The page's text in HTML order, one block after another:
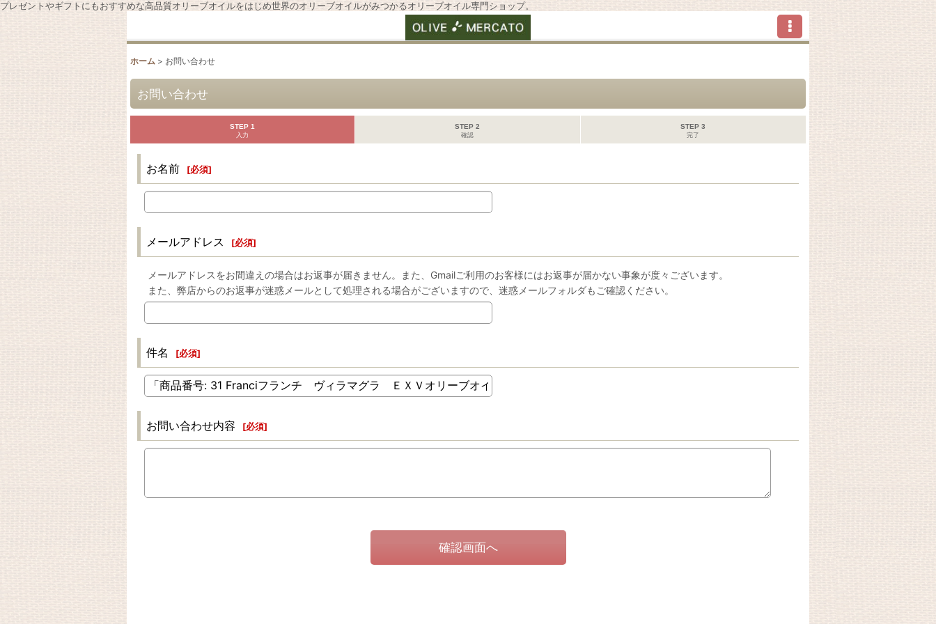
プレゼントやギフトにもおすすめな高品質オリーブオイルをはじめ世界のオリーブオイルがみつかるオリーブオイル専門ショップ。
ホーム > お問い合わせ
お問い合わせ
STEP 1
入力
STEP 2
確認
STEP 3
完了
お名前 [必須]
メールアドレス [必須]
メールアドレスをお間違えの場合はお返事が届きません。また、Gmailご利用のお客様にはお返事が届かない事象が度々ございます。
また、弊店からのお返事が迷惑メールとして処理される場合がございますので、迷惑メールフォルダもご確認ください。
件名 [必須]
お問い合わせ内容 [必須]
確認画面へ